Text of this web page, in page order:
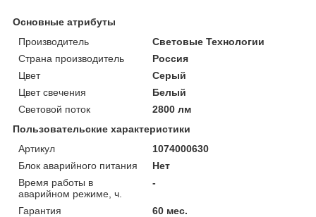
Основные атрибуты
Производитель
Световые Технологии
Страна производитель
Россия
Цвет
Серый
Цвет свечения
Белый
Световой поток
2800 лм
Пользовательские характеристики
Артикул
1074000630
Блок аварийного питания
Нет
Время работы в
аварийном режиме, ч.
-
Гарантия 60 мес.